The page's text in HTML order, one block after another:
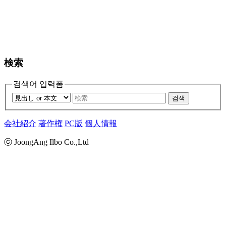
検索
검색어 입력폼
검색
会社紹介 著作権 PC版 個人情報
ⓒ JoongAng Ilbo Co.,Ltd